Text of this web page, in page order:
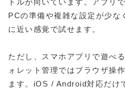
トルが向いています。アプリ
PCの準備や複雑な設定が少な
に近い感覚で試せます。
ただし、スマホアプリで遊べ
ォレット管理ではブラウザ操
ます。iOS / Android対応だけ